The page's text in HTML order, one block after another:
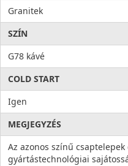
Granitek
SZÍN
G78 kávé
COLD START
Igen
MEGJEGYZÉS
Az azonos színű
gyártástechnológiai